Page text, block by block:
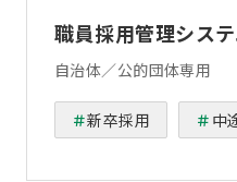
職員採用管理シス
自治体／公的団体専用
新卒採用 中